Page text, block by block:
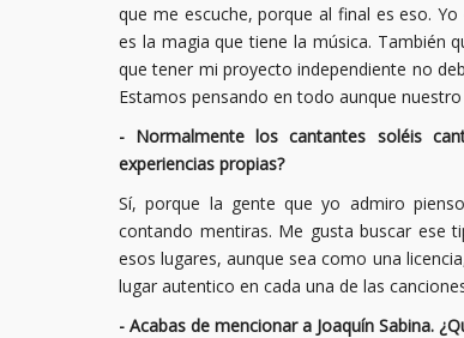
que me escuche, porque al final es eso.
es la magia que tiene la música. También
que tener mi proyecto independiente no
Estamos pensando en todo aunque
- Normalmente los cantantes soléis
experiencias propias?
Sí, porque la gente que yo admiro
contando mentiras. Me gusta buscar ese
esos lugares, aunque sea como una
lugar autentico en cada una de las
- Acabas de mencionar a Joaquín Sabina.